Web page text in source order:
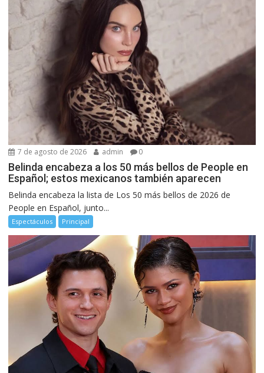
7 de agosto de 2026 admin 0
Belinda encabeza a los 50 más bellos de People en
Español; estos mexicanos también aparecen
Belinda encabeza la lista de Los 50 más bellos de 2026 de
People en Español, junto...
Espectáculos Principal